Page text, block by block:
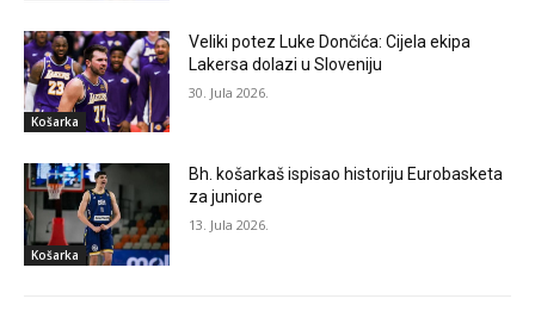
Košarka
Veliki potez Luke Dončića: Cijela ekipa
Lakersa dolazi u Sloveniju
30. Jula 2026.
Košarka
Bh. košarkaš ispisao historiju Eurobasketa
za juniore
13. Jula 2026.